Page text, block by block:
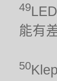
49
能有
50